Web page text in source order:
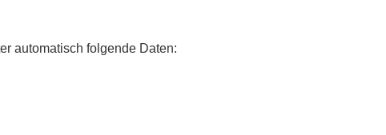
automatisch folgende Daten: